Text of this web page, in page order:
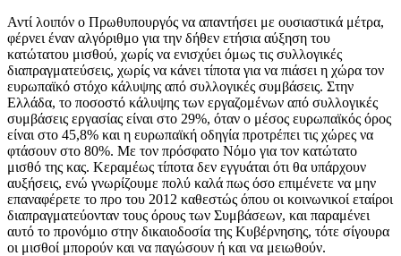
Αντί λοιπόν ο Πρωθυπουργός να απαντήσει με ουσιαστικά μέτρα,
φέρνει έναν αλγόριθμο για την δήθεν ετήσια αύξηση του
κατώτατου μισθού, χωρίς να ενισχύει όμως τις συλλογικές
διαπραγματεύσεις, χωρίς να κάνει τίποτα για να πιάσει η χώρα τον
ευρωπαϊκό στόχο κάλυψης από συλλογικές συμβάσεις. Στην
Ελλάδα, το ποσοστό κάλυψης των εργαζομένων από συλλογικές
συμβάσεις εργασίας είναι στο 29%, όταν ο μέσος ευρωπαϊκός όρος
είναι στο 45,8% και η ευρωπαϊκή οδηγία προτρέπει τις χώρες να
φτάσουν στο 80%. Με τον πρόσφατο Νόμο για τον κατώτατο
μισθό της κας. Κεραμέως τίποτα δεν εγγυάται ότι θα υπάρχουν
αυξήσεις, ενώ γνωρίζουμε πολύ καλά πως όσο επιμένετε να μην
επαναφέρετε το προ του 2012 καθεστώς όπου οι κοινωνικοί εταίροι
διαπραγματεύονταν τους όρους των Συμβάσεων, και παραμένει
αυτό το προνόμιο στην δικαιοδοσία της Κυβέρνησης, τότε σίγουρα
οι μισθοί μπορούν και να παγώσουν ή και να μειωθούν.